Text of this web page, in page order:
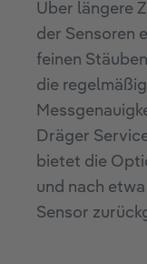
Über längere
der Sensoren
feinen
die
Dräger
bietet die
und nach
Sensor